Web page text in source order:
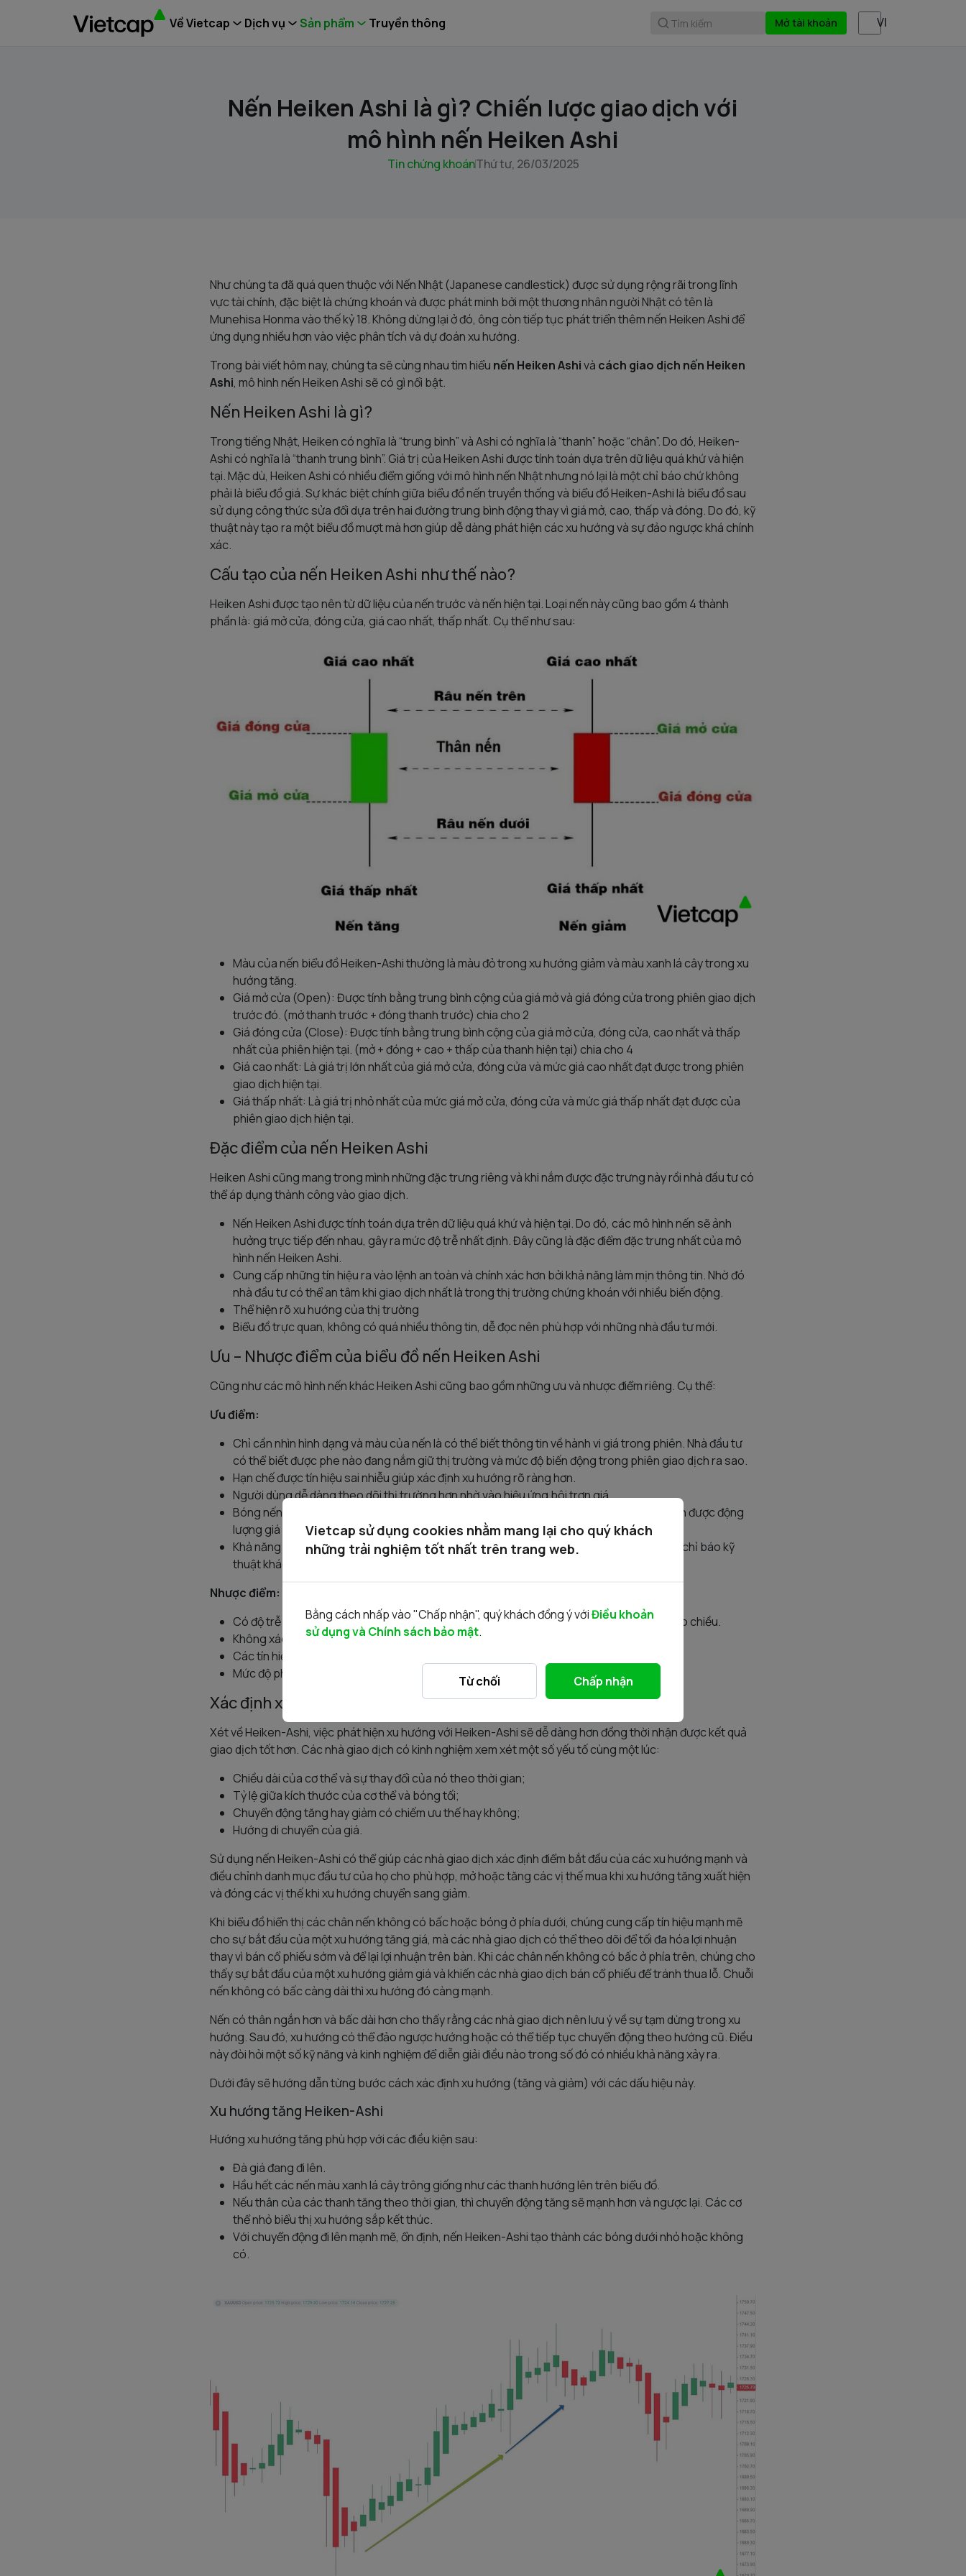
Về Vietcap Dịch vụ Sản phẩm Truyền thông Tìm kiếm Mở tài khoản
Nến Heiken Ashi là gì? Chiến lược giao dịch với
mô hình nến Heiken Ashi
Tin chứng khoánThứ tư, 26/03/2025
Như chúng ta đã quá quen thuộc với Nến Nhật (Japanese candlestick) được sử dụng rộng rãi trong lĩnh
vực tài chính, đặc biệt là chứng khoán và được phát minh bởi một thương nhân người Nhật có tên là
Munehisa Honma vào thế kỷ 18. Không dừng lại ở đó, ông còn tiếp tục phát triển thêm nến Heiken Ashi để
ứng dụng nhiều hơn vào việc phân tích và dự đoán xu hướng.
Trong bài viết hôm nay, chúng ta sẽ cùng nhau tìm hiểu nến Heiken Ashivà cách giao dịch nến Heiken
Ashi, mô hình nến Heiken Ashi sẽ có gì nổi bật.
Nến Heiken Ashi là gì?
Trong tiếng Nhật, Heiken có nghĩa là “trung bình” và Ashi có nghĩa là “thanh” hoặc “chân”. Do đó, Heiken-
Ashi có nghĩa là “thanh trung bình”. Giá trị của Heiken Ashi được tính toán dựa trên dữ liệu quá khứ và hiện
tại. Mặc dù, Heiken Ashi có nhiều điểm giống với mô hình nến Nhật nhưng nó lại là một chỉ báo chứ không
phải là biểu đồ giá. Sự khác biệt chính giữa biểu đồ nến truyền thống và biểu đồ Heiken-Ashi là biểu đồ sau
sử dụng công thức sửa đổi dựa trên hai đường trung bình động thay vì giá mở, cao, thấp và đóng. Do đó, kỹ
thuật này tạo ra một biểu đồ mượt mà hơn giúp dễ dàng phát hiện các xu hướng và sự đảo ngược khá chính
xác.
Cấu tạo của nến Heiken Ashi như thế nào?
Heiken Ashi được tạo nên từ dữ liệu của nến trước và nến hiện tại. Loại nến này cũng bao gồm 4 thành
phần là: giá mở cửa, đóng cửa, giá cao nhất, thấp nhất. Cụ thể như sau:
Màu của nến biểu đồ Heiken-Ashi thường là màu đỏ trong xu hướng giảm và màu xanh lá cây trong xu
hướng tăng.
Giá mở cửa (Open): Được tính bằng trung bình cộng của giá mở và giá đóng cửa trong phiên giao dịch
trước đó. (mở thanh trước + đóng thanh trước) chia cho 2
Giá đóng cửa (Close): Được tính bằng trung bình cộng của giá mở cửa, đóng cửa, cao nhất và thấp
nhất của phiên hiện tại. (mở + đóng + cao + thấp của thanh hiện tại) chia cho 4
Giá cao nhất: Là giá trị lớn nhất của giá mở cửa, đóng cửa và mức giá cao nhất đạt được trong phiên
giao dịch hiện tại.
Giá thấp nhất: Là giá trị nhỏ nhất của mức giá mở cửa, đóng cửa và mức giá thấp nhất đạt được của
phiên giao dịch hiện tại.
Đặc điểm của nến Heiken Ashi
Heiken Ashi cũng mang trong mình những đặc trưng riêng và khi nắm được đặc trưng này rồi nhà đầu tư có
thể áp dụng thành công vào giao dịch.
Nến Heiken Ashi được tính toán dựa trên dữ liệu quá khứ và hiện tại. Do đó, các mô hình nến sẽ ảnh
hưởng trực tiếp đến nhau, gây ra mức độ trễ nhất định. Đây cũng là đặc điểm đặc trưng nhất của mô
hình nến Heiken Ashi.
Cung cấp những tín hiệu ra vào lệnh an toàn và chính xác hơn bởi khả năng làm mịn thông tin. Nhờ đó
nhà đầu tư có thể an tâm khi giao dịch nhất là trong thị trường chứng khoán với nhiều biến động.
Thể hiện rõ xu hướng của thị trường
Biểu đồ trực quan, không có quá nhiều thông tin, dễ đọc nên phù hợp với những nhà đầu tư mới.
Ưu – Nhược điểm của biểu đồ nến Heiken Ashi
Cũng như các mô hình nến khác Heiken Ashi cũng bao gồm những ưu và nhược điểm riêng. Cụ thể:
Ưu điểm:
Chỉ cần nhìn hình dạng và màu của nến là có thể biết thông tin về hành vi giá trong phiên. Nhà đầu tư
có thể biết được phe nào đang nắm giữ thị trường và mức độ biến động trong phiên giao dịch ra sao.
Hạn chế được tín hiệu sai nhiễu giúp xác định xu hướng rõ ràng hơn.
Người dùng dễ dàng theo dõi thị trường hơn nhờ vào hiệu ứng bôi trơn giá.
Bóng nến ít hơn các biểu đồ nến Nhật thông thường nên các nhà đầu tư dễ dàng xác định được động
lượng giá thị trường.
Khả năng kết hợp với các chỉ báo khác: Chỉ báo Heikin-Ashi có thể được kết hợp với các chỉ báo kỹ
thuật khác để đưa ra các tín hiệu mạnh mẽ hơn nữa về chuyển động của thị trường.
Nhược điểm:
Có độ trễ cao nên nhà đầu tư sẽ không thể phản ứng nếu thị trường xảy ra tình trạng đảo chiều.
Không xác định được giá thị trường tại thời điểm hiện tại nên không sử dụng để đặt lệnh.
Các tín hiệu dự báo của nến Heiken Ashi không hiệu quả trong việc chốt lời.
Mức độ phổ biến thấp hơn
Xác định xu hướng với biểu đồ nến Heiken-Ashi
Xét về Heiken-Ashi, việc phát hiện xu hướng với Heiken-Ashi sẽ dễ dàng hơn đồng thời nhận được kết quả
giao dịch tốt hơn. Các nhà giao dịch có kinh nghiệm xem xét một số yếu tố cùng một lúc:
Chiều dài của cơ thể và sự thay đổi của nó theo thời gian;
Tỷ lệ giữa kích thước của cơ thể và bóng tối;
Chuyển động tăng hay giảm có chiếm ưu thế hay không;
Hướng di chuyển của giá.
Sử dụng nến Heiken-Ashi có thể giúp các nhà giao dịch xác định điểm bắt đầu của các xu hướng mạnh và
điều chỉnh danh mục đầu tư của họ cho phù hợp, mở hoặc tăng các vị thế mua khi xu hướng tăng xuất hiện
và đóng các vị thế khi xu hướng chuyển sang giảm.
Khi biểu đồ hiển thị các chân nến không có bấc hoặc bóng ở phía dưới, chúng cung cấp tín hiệu mạnh mẽ
cho sự bắt đầu của một xu hướng tăng giá, mà các nhà giao dịch có thể theo dõi để tối đa hóa lợi nhuận
thay vì bán cổ phiếu sớm và để lại lợi nhuận trên bàn. Khi các chân nến không có bấc ở phía trên, chúng cho
thấy sự bắt đầu của một xu hướng giảm giá và khiến các nhà giao dịch bán cổ phiếu để tránh thua lỗ. Chuỗi
nến không có bấc càng dài thì xu hướng đó càng mạnh.
Nến có thân ngắn hơn và bấc dài hơn cho thấy rằng các nhà giao dịch nên lưu ý về sự tạm dừng trong xu
hướng. Sau đó, xu hướng có thể đảo ngược hướng hoặc có thể tiếp tục chuyển động theo hướng cũ. Điều
này đòi hỏi một số kỹ năng và kinh nghiệm để diễn giải điều nào trong số đó có nhiều khả năng xảy ra.
Dưới đây sẽ hướng dẫn từng bước cách xác định xu hướng (tăng và giảm) với các dấu hiệu này.
Xu hướng tăng Heiken-Ashi
Hướng xu hướng tăng phù hợp với các điều kiện sau:
Đà giá đang đi lên.
Hầu hết các nến màu xanh lá cây trông giống như các thanh hướng lên trên biểu đồ.
Nếu thân của các thanh tăng theo thời gian, thì chuyển động tăng sẽ mạnh hơn và ngược lại. Các cơ
thể nhỏ biểu thị xu hướng sắp kết thúc.
Với chuyển động đi lên mạnh mẽ, ổn định, nến Heiken-Ashi tạo thành các bóng dưới nhỏ hoặc không
có.
Vietcap sử dụng cookies nhằm mang lại cho quý khách
những trải nghiệm tốt nhất trên trang web.
Bằng cách nhấp vào "Chấp nhận", quý khách đồng ý vớiĐiều khoản
sử dụng và Chính sách bảo mật.
Từ chối Chấp nhận